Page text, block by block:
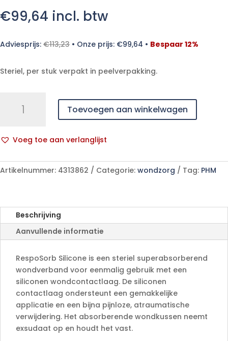
€99,64 incl. btw
Adviesprijs: €113,23 • Onze prijs: €99,64 • Bespaar 12%
Steriel, per stuk verpakt in peelverpakking.
Silicone
p/s
Toevoegen aan winkelwagen
Voeg toe aan verlanglijst
l
t
n
a
Artikelnummer: 4313862 Categorie: wondzorg Tag: PHM
Beschrijving
Aanvullende informatie
RespoSorb Silicone is een steriel superabsorberend
wondverband voor eenmalig gebruik met een
siliconen wondcontactlaag. De siliconen
contactlaag ondersteunt een gemakkelijke
applicatie en een bijna pijnloze, atraumatische
verwijdering. Het absorberende wondkussen neemt
exsudaat op en houdt het vast.